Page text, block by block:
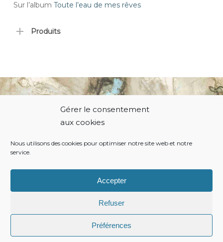
Gérer le consentement
aux cookies
Nous utilisons des cookies pour optimiser notre site web et notre
service.
Accepter
Refuser
Préférences
Sur l’album Toute l’eau de mes rêves
Produits
© 2021 Thierry Hodiamont.